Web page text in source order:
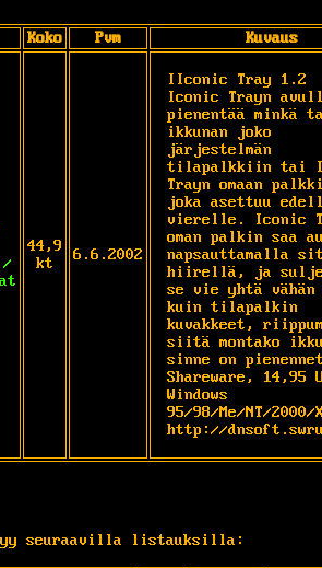
Koko Pvm Kuvaus
/
44,9
kt
6.6.2002
IIconic Tray 1.2
Iconic Trayn
pienentää minkä
ikkunan joko
järjestelmän
tilapalkkiin tai
Trayn omaan
joka asettuu
vierelle. Iconic
oman palkin saa
napsauttamalla
hiirellä, ja
se vie yhtä
kuin tilapalkin
kuvakkeet,
siitä montako
sinne on
Shareware, 14,95
Windows
95/98/Me/NT/2000/
http://
seuraavilla listauksilla: